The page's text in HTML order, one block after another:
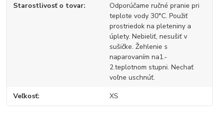
Starostlivosť o tovar
Odporúčame ručné pranie pri
teplote vody 30°C. Použiť
prostriedok na pleteniny a
úplety. Nebieliť, nesušiť v
sušičke. Žehlenie s
naparovaním na1.-
2.teplotnom stupni. Nechať
voľne uschnúť.
Veľkosť XS